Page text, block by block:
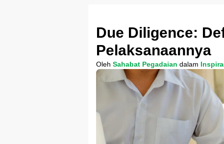
Due Diligence:
Pelaksanaannya
Oleh Sahabat Pegadaian dalam